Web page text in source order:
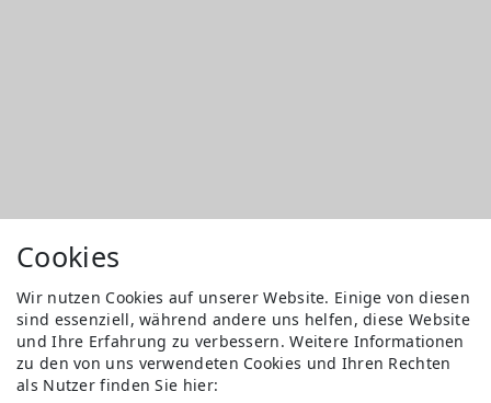
Cookies
Wir nutzen Cookies auf unserer Website. Einige von diesen
sind essenziell, während andere uns helfen, diese Website
und Ihre Erfahrung zu verbessern. Weitere Informationen
zu den von uns verwendeten Cookies und Ihren Rechten
als Nutzer finden Sie hier: